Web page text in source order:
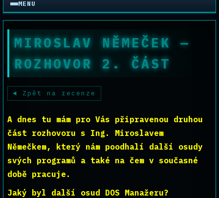
MENU
MIROSLAV NĚMEČEK —
ROZHOVOR 2. ČÁST
Zpět na recenze
A dnes tu mám pro Vás připravenou druhou
část rozhovoru s Ing. Miroslavem
Němečkem, který nám poodhalí další osudy
svých programů a také na čem v současné
době pracuje.
Jaký byl další osud DOS Manažeru?